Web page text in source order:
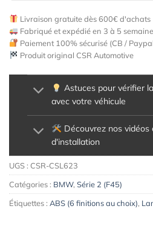
Livraison gratuite dès 600€ d'achats
Fabriqué et expédié en 3 à 5
Paiement 100% sécurisé (CB /
Produit original CSR Automotive
Astuces pour vérifier
avec votre véhicule
Découvrez nos vidéos
d'installation
UGS : CSR-CSL623
Catégories : BMW, Série 2 (F45)
Étiquettes : ABS (6 finitions au choix),